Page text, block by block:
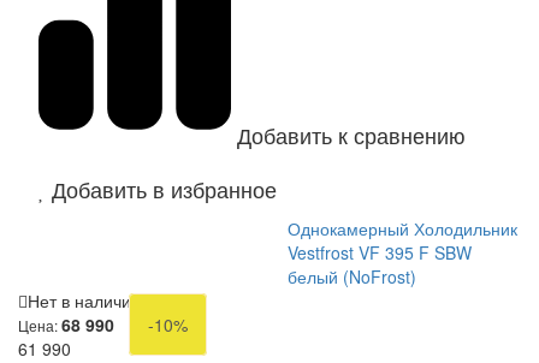
Добавить к сравнению
Добавить в избранное
Однокамерный Холодильник
Vestfrost VF 395 F SBW
белый (NoFrost)
Нет в наличии
Цена:68 990
-10%
61 990